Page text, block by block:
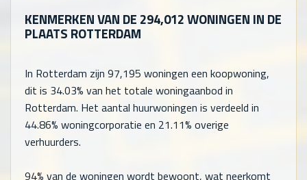
KENMERKEN VAN DE 294,012WONINGEN IN DE
PLAATS ROTTERDAM
In Rotterdam zijn 97,195 woningen een koopwoning,
dit is 34.03% van het totale woningaanbod in
Rotterdam. Het aantal huurwoningen is verdeeld in
44.86% woningcorporatie en 21.11% overige
verhuurders.
94% van de woningen wordt bewoont, wat neerkomt